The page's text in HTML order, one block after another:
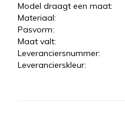
Model draagt een maat:
Materiaal:
Pasvorm:
Maat valt:
Leveranciersnummer:
Leverancierskleur: